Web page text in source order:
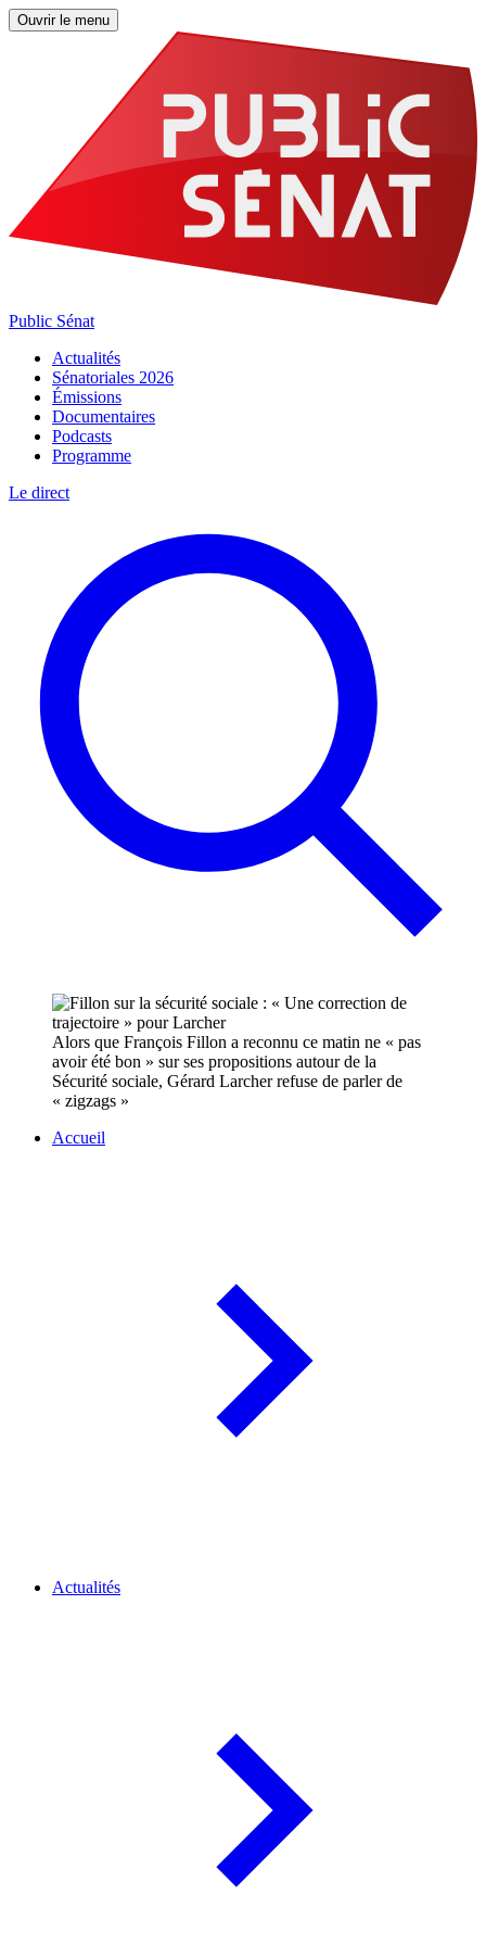
Ouvrir le menu
Public Sénat
Actualités
Sénatoriales 2026
Émissions
Documentaires
Podcasts
Programme
Le direct
Alors que François Fillon a reconnu ce matin ne « pas
avoir été bon » sur ses propositions autour de la
Sécurité sociale, Gérard Larcher refuse de parler de
« zigzags »
Accueil
Actualités